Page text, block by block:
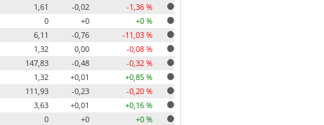
1,61 -0,02
-1,36 %
0
+0
+0 %
6,11 -0,76
-11,03 %
1,32 0,00
-0,08 %
147,83 -0,48
-0,32 %
1,32 +0,01
+0,85 %
111,93 -0,23
-0,20 %
3,63 +0,01
+0,16 %
0
+0
+0 %